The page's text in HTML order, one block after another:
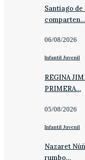
Santiago de
comparten…
06/08/2026
Infantil Juvenil
REGINA
PRIMERA…
05/08/2026
Infantil Juvenil
Nazaret
rumbo…